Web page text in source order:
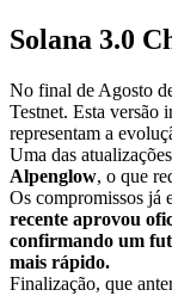
Solana 3.0
No final de Agosto
Testnet. Esta versão
representam a
Uma das
Alpenglow, o que
Os compromissos já
recente aprovou
confirmando um
mais rápido.
Finalização, que